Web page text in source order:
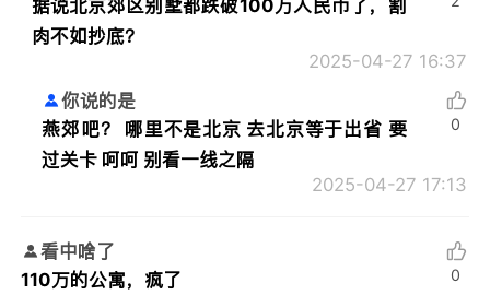
据说北京郊区别墅都跌破100万人民币了，割
肉不如抄底？
2025-04-27 16:37
你说的是
燕郊吧？ 哪里不是北京 去北京等于出省 要
过关卡 呵呵 别看一线之隔
2025-04-27 17:13
0
看中啥了
110万的公寓，疯了
0